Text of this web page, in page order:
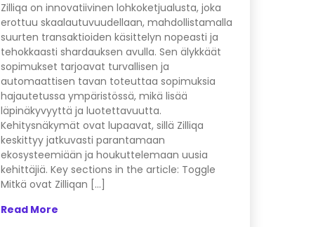
Zilliqa on innovatiivinen lohkoketjualusta, joka
erottuu skaalautuvuudellaan, mahdollistamalla
suurten transaktioiden käsittelyn nopeasti ja
tehokkaasti shardauksen avulla. Sen älykkäät
sopimukset tarjoavat turvallisen ja
automaattisen tavan toteuttaa sopimuksia
hajautetussa ympäristössä, mikä lisää
läpinäkyvyyttä ja luotettavuutta.
Kehitysnäkymät ovat lupaavat, sillä Zilliqa
keskittyy jatkuvasti parantamaan
ekosysteemiään ja houkuttelemaan uusia
kehittäjiä. Key sections in the article: Toggle
Mitkä ovat Zilliqan […]
Read More